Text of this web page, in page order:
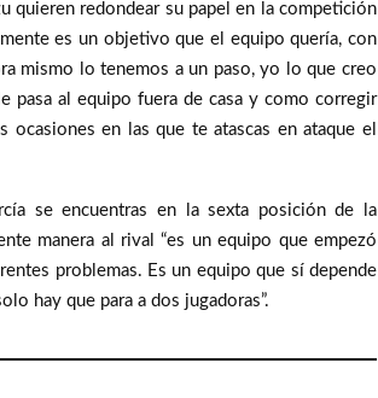
quieren redondear su papel en la competición
es un objetivo que el equipo quería, con
mismo lo tenemos a un paso, yo lo que creo
pasa al equipo fuera de casa y como corregir
ocasiones en las que te atascas en ataque el
se encuentras en la sexta posición de la
manera al rival “es un equipo que empezó
problemas. Es un equipo que sí depende
hay que para a dos jugadoras”.